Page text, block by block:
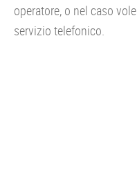
operatore, o nel caso
servizio telefonico.